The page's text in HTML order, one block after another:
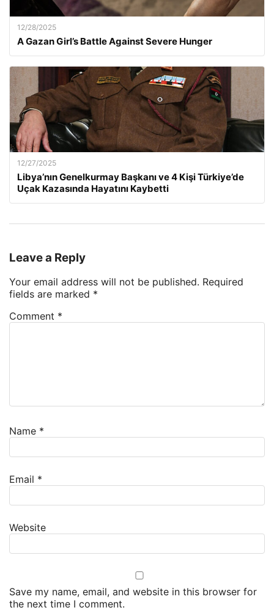
12/28/2025
A Gazan Girl’s Battle Against Severe Hunger
12/27/2025
Libya’nın Genelkurmay Başkanı ve 4 Kişi Türkiye’de
Uçak Kazasında Hayatını Kaybetti
Leave a Reply
Your email address will not be published. Required
fields are marked *
Comment *
Name *
Email *
Website
Save my name, email, and website in this browser for
the next time I comment.